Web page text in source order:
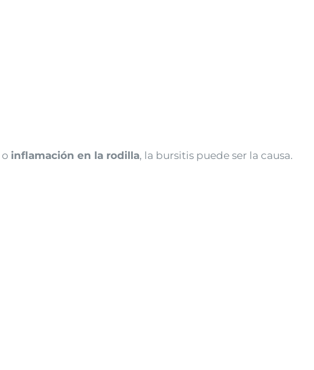
o inflamación en la rodilla, la bursitis puede ser la causa.